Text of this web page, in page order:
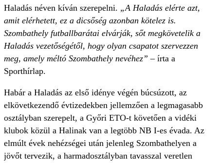
Haladás néven kíván szerepelni. „A Haladás elérte azt,
amit elérhetett, ez a dicsőség azonban kötelez is.
Szombathely futballbarátai elvárják, sőt megkövetelik a
Haladás vezetőségétől, hogy olyan csapatot szervezzen
meg, amely méltó Szombathely nevéhez” – írta a
Sporthírlap.
Habár a Haladás az első idénye végén búcsúzott, az
elkövetkezendő évtizedekben jellemzően a legmagasabb
osztályban szerepelt, a Győri ETO-t követően a vidéki
klubok közül a Halinak van a legtöbb NB I-es évada. Az
elmúlt évek nehézségei után jelenleg Szombathelyen a
jövőt tervezik, a harmadosztályban tavasszal veretlen